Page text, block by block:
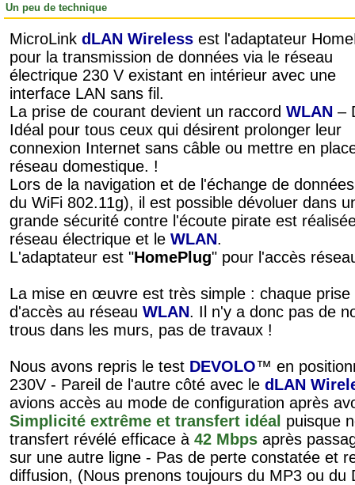
Un peu de technique
MicroLink dLAN Wireless est l'adaptateur
pour la transmission de données via le réseau
électrique 230 V existant en intérieur avec une
interface LAN sans fil.
La prise de courant devient un raccord WLAN –
Idéal pour tous ceux qui désirent prolonger leur
connexion Internet sans câble ou mettre en
réseau domestique. !
Lors de la navigation et de l'échange de
du WiFi 802.11g), il est possible dévoluer dans
grande sécurité contre l'écoute pirate est
réseau électrique et le WLAN.
L'adaptateur est "HomePlug" pour l'accès
La mise en œuvre est très simple : chaque
d'accès au réseau WLAN. Il n'y a donc pas de
trous dans les murs, pas de travaux !
Nous avons repris le test DEVOLO™ en
230V - Pareil de l'autre côté avec le dLAN
avions accès au mode de configuration après
Simplicité extrême et transfert idéal puisque
transfert révélé efficace à 42 Mbps après
sur une autre ligne - Pas de perte constatée et
diffusion, (Nous prenons toujours du MP3 ou